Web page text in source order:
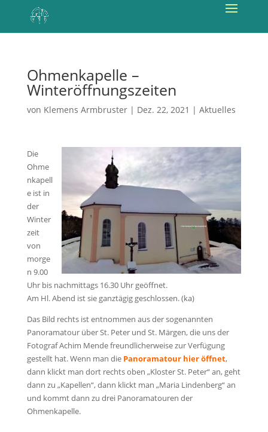
Ohmenkapelle –
Winteröffnungszeiten
von Klemens Armbruster| Dez. 22, 2021 | Aktuelles
Die
Ohme
nkapell
e ist in
der
Winter
zeit
von
morge
n 9.00
Uhr bis nachmittags 16.30 Uhr geöffnet.
Am Hl. Abend ist sie ganztägig geschlossen. (ka)
Das Bild rechts ist entnommen aus der sogenannten
Panoramatour über St. Peter und St. Märgen, die uns der
Fotograf Achim Mende freundlicherweise zur Verfügung
gestellt hat. Wenn man die Panoramatour hier öffnet,
dann klickt man dort rechts oben „Kloster St. Peter“ an, geht
dann zu „Kapellen“, dann klickt man „Maria Lindenberg“ an
und kommt dann zu drei Panoramatouren der
Ohmenkapelle.